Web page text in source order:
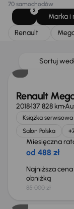
70 samochodów
2
Marka i
Renault
Sortuj
Taniej o 3 000
Renault
2018137 828 km
Książka serwisowa
Salon Polska
Miesięczna
od 488 zł
Najniższa
obniżką
85 000 zł